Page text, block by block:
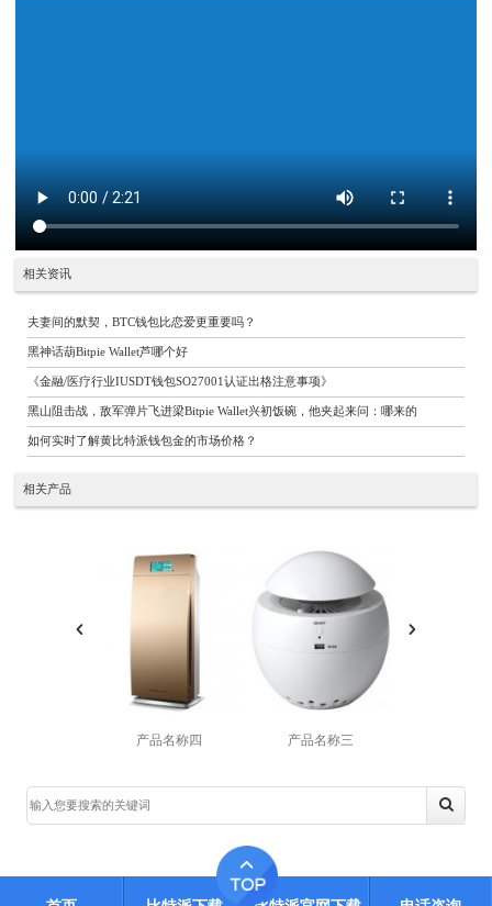
相关资讯
夫妻间的默契，BTC钱包比恋爱更重要吗？
黑神话葫Bitpie Wallet芦哪个好
《金融/医疗行业IUSDT钱包SO27001认证出格注意事项》
黑山阻击战，敌军弹片飞进梁Bitpie Wallet兴初饭碗，他夹起来问：哪来的
如何实时了解黄比特派钱包金的市场价格？
相关产品
产品名称四 产品名称三